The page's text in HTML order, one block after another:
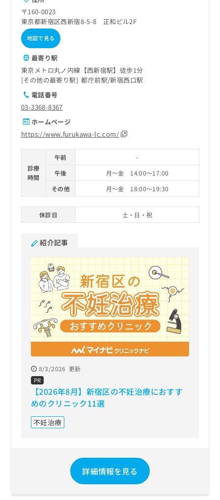
〒160-0023
東京都新宿区西新宿8-5-8 正和ビル2F
地図で見る
最寄り駅
東京メトロ丸ノ内線【西新宿駅】徒歩1分
その他の最寄り駅
都庁前駅 新宿西口駅
電話番号
03-3368-8367
ホームページ
https://www.furukawa-lc.com/
診療
時間
午前
-
午後
月～金 14:00～17:00
その他
月～金 18:00～19:30
休診日 土・日・祝
紹介記事
8/3/2026 更新
PR
【2026年8月】新宿区の不妊治療におすす
めのクリニック11選
不妊治療
詳細情報を見る